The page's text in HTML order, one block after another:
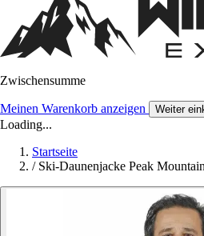
Zwischensumme
Meinen Warenkorb anzeigen Weiter
Loading...
Startseite
/ Ski-Daunenjacke Peak